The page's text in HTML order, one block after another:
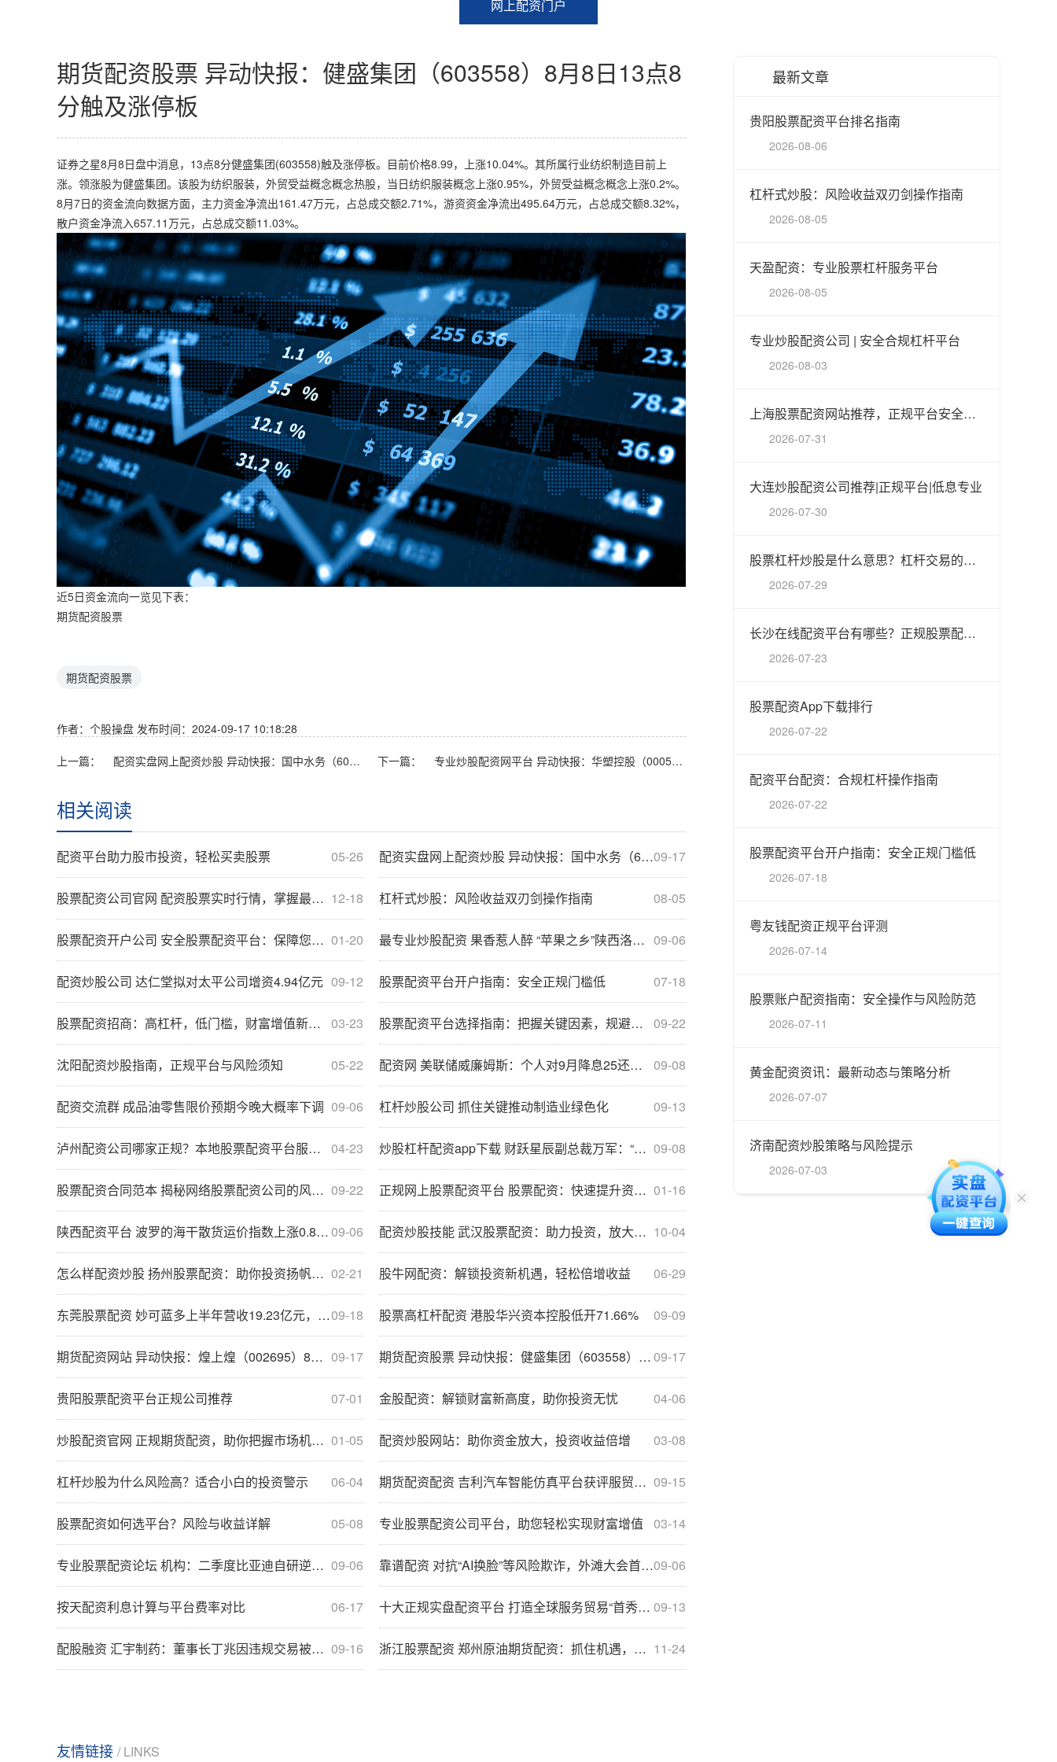
网上配资门户
期货配资股票 异动快报：健盛集团（603558）8月8日13点8
分触及涨停板
证券之星8月8日盘中消息，13点8分健盛集团(603558)触及涨停板。目前价格8.99，上涨10.04%。其所属行业纺织制造目前上
涨。领涨股为健盛集团。该股为纺织服装，外贸受益概念概念热股，当日纺织服装概念上涨0.95%，外贸受益概念概念上涨0.2%。
8月7日的资金流向数据方面，主力资金净流出161.47万元，占总成交额2.71%，游资资金净流出495.64万元，占总成交额8.32%，
散户资金净流入657.11万元，占总成交额11.03%。
近5日资金流向一览见下表：
期货配资股票
期货配资股票
作者：个股操盘 发布时间：2024-09-17 10:18:28
上一篇： 配资实盘网上配资炒股 异动快报：国中水务（600187）8月8日13点19分触及涨停板 下一篇： 专业炒股配资网平台 异动快报：华塑控股（000509）8月8日13点0分触及涨停板
相关阅读
05-26
配资平台助力股市投资，轻松买卖股票 09-17
配资实盘网上配资炒股 异动快报：国中水务（600187）8月8日13点19分触及涨停板
12-18
股票配资公司官网 配资股票实时行情，掌握最新涨跌动态 08-05
杠杆式炒股：风险收益双刃剑操作指南
01-20
股票配资开户公司 安全股票配资平台：保障您的投资之旅 09-06
最专业炒股配资 果香惹人醉 “苹果之乡”陕西洛川迎采摘季
09-12
配资炒股公司 达仁堂拟对太平公司增资4.94亿元 07-18
股票配资平台开户指南：安全正规门槛低
03-23
股票配资招商：高杠杆，低门槛，财富增值新途径 09-22
股票配资平台选择指南：把握关键因素，规避风险
05-22
沈阳配资炒股指南，正规平台与风险须知 09-08
配资网 美联储威廉姆斯：个人对9月降息25还是50个基点尚无看法
09-06
配资交流群 成品油零售限价预期今晚大概率下调 09-13
杠杆炒股公司 抓住关键推动制造业绿色化
04-23
泸州配资公司哪家正规？本地股票配资平台服务指南 09-08
炒股杠杆配资app下载 财跃星辰副总裁万军：“财跃”大模型如何推动行业新质生产力提升 | 直击2024外滩大会
09-22
股票配资合同范本 揭秘网络股票配资公司的风险与陷阱 01-16
正规网上股票配资平台 股票配资：快速提升资金，轻松撬动财富
09-06
陕西配资平台 波罗的海干散货运价指数上涨0.89% 报1919点 10-04
配资炒股技能 武汉股票配资：助力投资，放大收益
02-21
怎么样配资炒股 扬州股票配资：助你投资扬帆，财富倍增 06-29
股牛网配资：解锁投资新机遇，轻松倍增收益
09-18
东莞股票配资 妙可蓝多上半年营收19.23亿元，净利润0.77亿元；总经理柴琇拟减持套现超2亿元 09-09
股票高杠杆配资 港股华兴资本控股低开71.66%
09-17
期货配资网站 异动快报：煌上煌（002695）8月8日13点11分触及涨停板 09-17
期货配资股票 异动快报：健盛集团（603558）8月8日13点8分触及涨停板
07-01
贵阳股票配资平台正规公司推荐 04-06
金股配资：解锁财富新高度，助你投资无忧
01-05
炒股配资官网 正规期货配资，助你把握市场机遇，稳健增值 03-08
配资炒股网站：助你资金放大，投资收益倍增
06-04
杠杆炒股为什么风险高？适合小白的投资警示 09-15
期货配资配资 吉利汽车智能仿真平台获评服贸会“数字影响力”先锋案例
05-08
股票配资如何选平台？风险与收益详解 03-14
专业股票配资公司平台，助您轻松实现财富增值
09-06
专业股票配资论坛 机构：二季度比亚迪自研逆变器市占率与Denso并列全球第一 09-06
靠谱配资 对抗“AI换脸”等风险欺诈，外滩大会首办全球Deepfake挑战赛
06-17
按天配资利息计算与平台费率对比 09-13
十大正规实盘配资平台 打造全球服务贸易“首秀场”
09-16
配股融资 汇宇制药：董事长丁兆因违规交易被证监会立案调查 11-24
浙江股票配资 郑州原油期货配资：抓住机遇，助力投资
最新文章
贵阳股票配资平台排名指南
2026-08-06
杠杆式炒股：风险收益双刃剑操作指南
2026-08-05
天盈配资：专业股票杠杆服务平台
2026-08-05
专业炒股配资公司 | 安全合规杠杆平台
2026-08-03
上海股票配资网站推荐，正规平台安全可靠
2026-07-31
大连炒股配资公司推荐|正规平台|低息专业
2026-07-30
股票杠杆炒股是什么意思？杠杆交易的风险与操作解析
2026-07-29
长沙在线配资平台有哪些？正规股票配资公司推荐
2026-07-23
股票配资App下载排行
2026-07-22
配资平台配资：合规杠杆操作指南
2026-07-22
股票配资平台开户指南：安全正规门槛低
2026-07-18
粤友钱配资正规平台评测
2026-07-14
股票账户配资指南：安全操作与风险防范
2026-07-11
黄金配资资讯：最新动态与策略分析
2026-07-07
济南配资炒股策略与风险提示
2026-07-03
友情链接 / LINKS